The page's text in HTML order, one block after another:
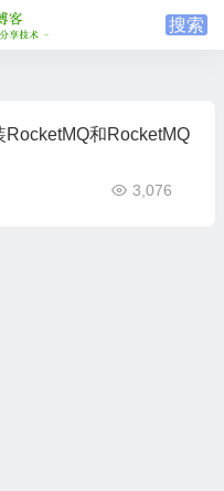
RocketMQ和RocketMQ
3,076